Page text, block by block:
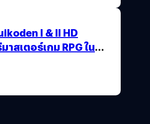
I & II HD
าสเตอร์เกม RPG ใน